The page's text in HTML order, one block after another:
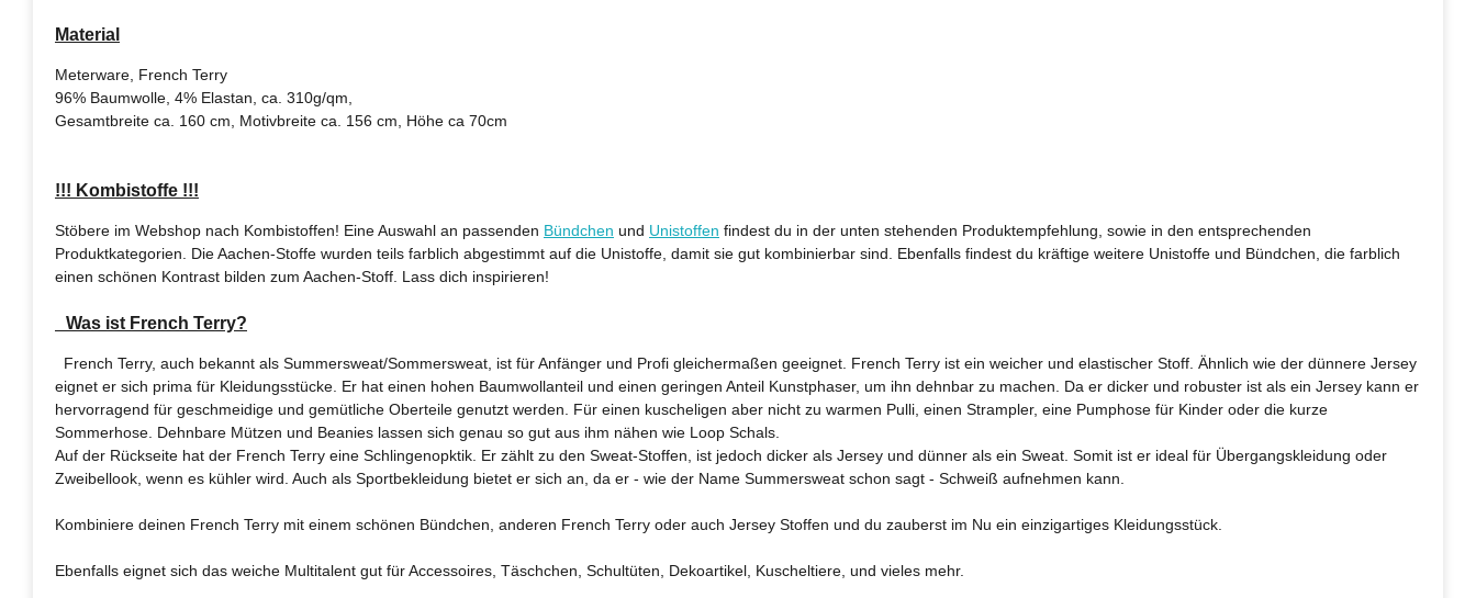
Material
Meterware, French Terry
96% Baumwolle, 4% Elastan, ca. 310g/qm,
Gesamtbreite ca. 160 cm, Motivbreite ca. 156 cm, Höhe ca 70cm
!!! Kombistoffe !!!
Stöbere im Webshop nach Kombistoffen! Eine Auswahl an passenden Bündchen und Unistoffen findest du in der unten stehenden Produktempfehlung, sowie in den entsprechenden
Produktkategorien. Die Aachen-Stoffe wurden teils farblich abgestimmt auf die Unistoffe, damit sie gut kombinierbar sind. Ebenfalls findest du kräftige weitere Unistoffe und Bündchen, die farblich
einen schönen Kontrast bilden zum Aachen-Stoff. Lass dich inspirieren!
Was ist French Terry?
French Terry, auch bekannt als Summersweat/Sommersweat, ist für Anfänger und Profi gleichermaßen geeignet. French Terry ist ein weicher und elastischer Stoff. Ähnlich wie der dünnere Jersey
eignet er sich prima für Kleidungsstücke. Er hat einen hohen Baumwollanteil und einen geringen Anteil Kunstphaser, um ihn dehnbar zu machen. Da er dicker und robuster ist als ein Jersey kann er
hervorragend für geschmeidige und gemütliche Oberteile genutzt werden. Für einen kuscheligen aber nicht zu warmen Pulli, einen Strampler, eine Pumphose für Kinder oder die kurze
Sommerhose. Dehnbare Mützen und Beanies lassen sich genau so gut aus ihm nähen wie Loop Schals.
Auf der Rückseite hat der French Terry eine Schlingenopktik. Er zählt zu den Sweat-Stoffen, ist jedoch dicker als Jersey und dünner als ein Sweat. Somit ist er ideal für Übergangskleidung oder
Zweibellook, wenn es kühler wird. Auch als Sportbekleidung bietet er sich an, da er - wie der Name Summersweat schon sagt - Schweiß aufnehmen kann.
Kombiniere deinen French Terry mit einem schönen Bündchen, anderen French Terry oder auch Jersey Stoffen und du zauberst im Nu ein einzigartiges Kleidungsstück.
Ebenfalls eignet sich das weiche Multitalent gut für Accessoires, Täschchen, Schultüten, Dekoartikel, Kuscheltiere, und vieles mehr.